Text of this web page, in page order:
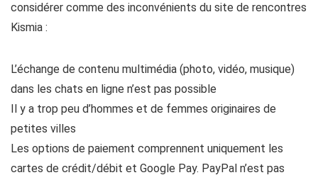
considérer comme des inconvénients du site de rencontres
Kismia :
L’échange de contenu multimédia (photo, vidéo, musique)
dans les chats en ligne n’est pas possible
Il y a trop peu d’hommes et de femmes originaires de
petites villes
Les options de paiement comprennent uniquement les
cartes de crédit/débit et Google Pay. PayPal n’est pas